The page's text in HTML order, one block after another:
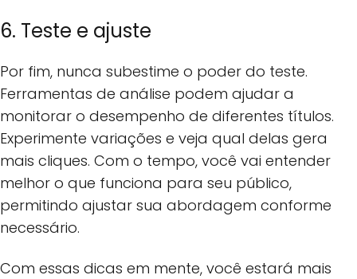
6. Teste e ajuste
Por fim, nunca subestime o poder do teste.
Ferramentas de análise podem ajudar a
monitorar o desempenho de diferentes títulos.
Experimente variações e veja qual delas gera
mais cliques. Com o tempo, você vai entender
melhor o que funciona para seu público,
permitindo ajustar sua abordagem conforme
necessário.
Com essas dicas em mente, você estará mais